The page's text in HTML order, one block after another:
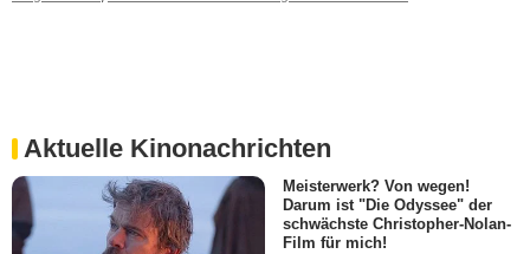
Aktuelle Kinonachrichten
Meisterwerk? Von wegen!
Darum ist "Die Odyssee" der
schwächste Christopher-Nolan-
Film für mich!